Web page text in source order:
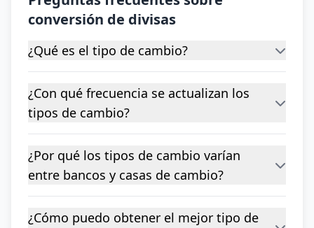
conversión de divisas
¿Qué es el tipo de cambio?
¿Con qué frecuencia se actualizan los
tipos de cambio?
¿Por qué los tipos de cambio varían
entre bancos y casas de cambio?
¿Cómo puedo obtener el mejor tipo de